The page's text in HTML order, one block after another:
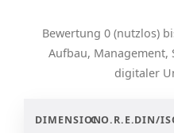
Bewertung 0 (nutzlos)
Aufbau,
digitaler
DIMENSIONC.O.R.E.DIN/